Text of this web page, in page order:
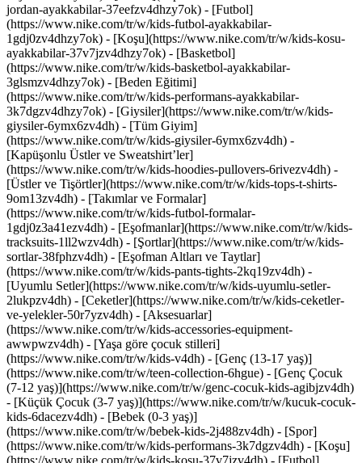
jordan-ayakkabilar-37eefzv4dhzy7ok) - [Futbol]
(https://www.nike.com/tr/w/kids-futbol-ayakkabilar-
1gdj0zv4dhzy7ok) - [Koşu](https://www.nike.com/tr/w/kids-kosu-
ayakkabilar-37v7jzv4dhzy7ok) - [Basketbol]
(https://www.nike.com/tr/w/kids-basketbol-ayakkabilar-
3glsmzv4dhzy7ok) - [Beden Eğitimi]
(https://www.nike.com/tr/w/kids-performans-ayakkabilar-
3k7dgzv4dhzy7ok) - [Giysiler](https://www.nike.com/tr/w/kids-
giysiler-6ymx6zv4dh) - [Tüm Giyim]
(https://www.nike.com/tr/w/kids-giysiler-6ymx6zv4dh) -
[Kapüşonlu Üstler ve Sweatshirt’ler]
(https://www.nike.com/tr/w/kids-hoodies-pullovers-6rivezv4dh) -
[Üstler ve Tişörtler](https://www.nike.com/tr/w/kids-tops-t-shirts-
9om13zv4dh) - [Takımlar ve Formalar]
(https://www.nike.com/tr/w/kids-futbol-formalar-
1gdj0z3a41ezv4dh) - [Eşofmanlar](https://www.nike.com/tr/w/kids-
tracksuits-1ll2wzv4dh) - [Şortlar](https://www.nike.com/tr/w/kids-
sortlar-38fphzv4dh) - [Eşofman Altları ve Taytlar]
(https://www.nike.com/tr/w/kids-pants-tights-2kq19zv4dh) -
[Uyumlu Setler](https://www.nike.com/tr/w/kids-uyumlu-setler-
2lukpzv4dh) - [Ceketler](https://www.nike.com/tr/w/kids-ceketler-
ve-yelekler-50r7yzv4dh) - [Aksesuarlar]
(https://www.nike.com/tr/w/kids-accessories-equipment-
awwpwzv4dh) - [Yaşa göre çocuk stilleri]
(https://www.nike.com/tr/w/kids-v4dh) - [Genç (13-17 yaş)]
(https://www.nike.com/tr/w/teen-collection-6hgue) - [Genç Çocuk
(7-12 yaş)](https://www.nike.com/tr/w/genc-cocuk-kids-agibjzv4dh)
- [Küçük Çocuk (3-7 yaş)](https://www.nike.com/tr/w/kucuk-cocuk-
kids-6dacezv4dh) - [Bebek (0-3 yaş)]
(https://www.nike.com/tr/w/bebek-kids-2j488zv4dh) - [Spor]
(https://www.nike.com/tr/w/kids-performans-3k7dgzv4dh) - [Koşu]
(https://www.nike.com/tr/w/kids-kosu-37v7jzv4dh) - [Futbol]